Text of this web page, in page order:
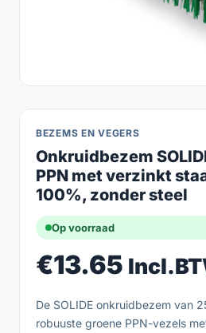
BEZEMS EN VEGERS
Onkruidbezem
PPN met verzinkt
100%, zonder steel
Op voorraad
€13.65
De SOLIDE onkruidbezem van
robuuste groene PPN-vezels